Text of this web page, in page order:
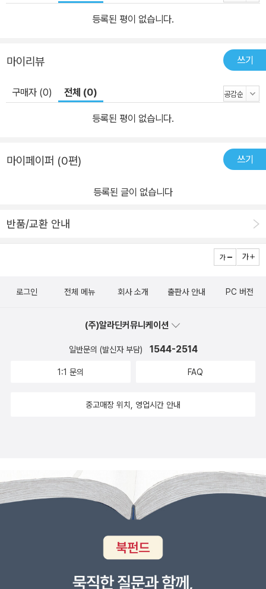
등록된 평이 없습니다.
마이리뷰 쓰기
구매자 (0) 전체 (0)
등록된 평이 없습니다.
마이페이퍼 (0편) 쓰기
등록된 글이 없습니다
반품/교환 안내
로그인 전체 메뉴 회사 소개 출판사 안내 PC 버전
(주)알라딘커뮤니케이션
일반문의 (발신자 부담) 1544-2514
1:1 문의 FAQ
중고매장 위치, 영업시간 안내